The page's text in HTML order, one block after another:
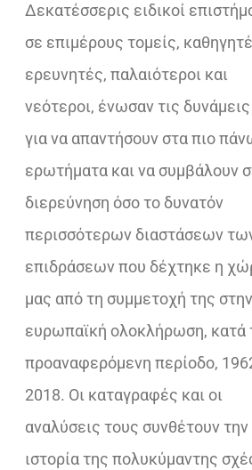
Δεκατέσσερις ειδικοί
σε επιμέρους τομείς,
ερευνητές, παλαιότεροι και
νεότεροι, ένωσαν τις
για να απαντήσουν στα πιο
ερωτήματα και να συμβάλουν
διερεύνηση όσο το δυνατόν
περισσότερων διαστάσεων
επιδράσεων που δέχτηκε η
μας από τη συμμετοχή της στην
ευρωπαϊκή ολοκλήρωση, κατά
προαναφερόμενη περίοδο,
2018. Οι καταγραφές και οι
αναλύσεις τους συνθέτουν την
ιστορία της πολυκύμαντης